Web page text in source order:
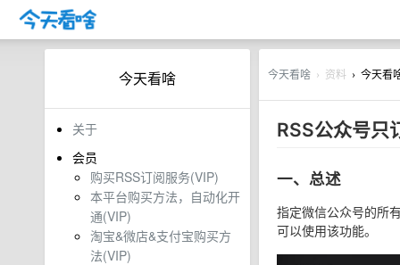
今天看啥
关于
会员
购买RSS订阅服务(VIP)
本平台购买方法，自动化开
通(VIP)
淘宝&微店&支付宝购买方
法(VIP)
今天看啥 › 资料 › 今天看
RSS公众号只
一、总述
指定微信公众号的所
可以使用该功能。